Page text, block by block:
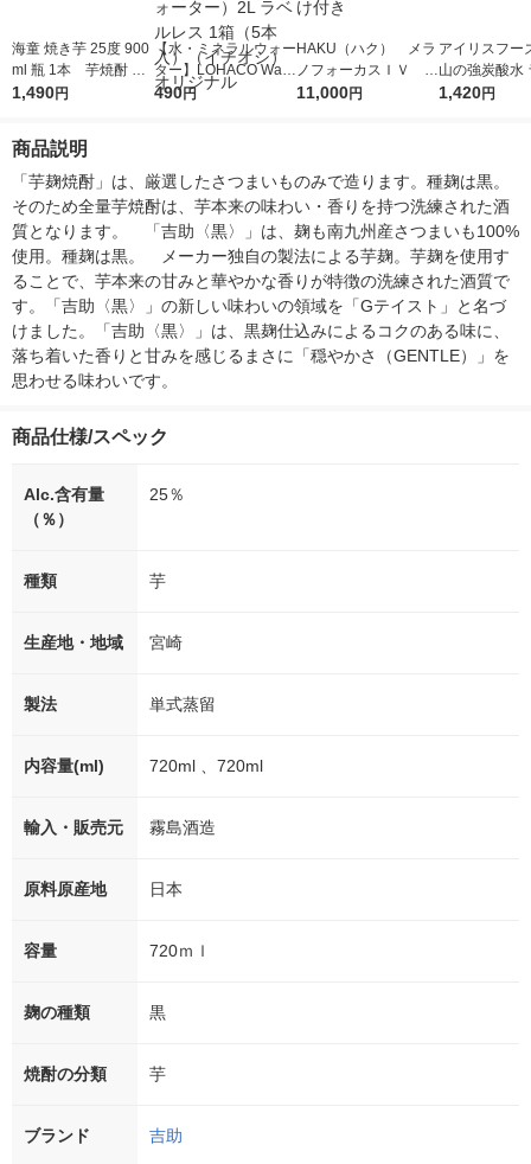
海童 焼き芋 25度 900
ml 瓶 1本 芋焼酎 濱
田酒造
1,490円
【水・ミネラルウォー
ター】LOHACO Wate
r（ロハコウォータ
490円
HAKU（ハク） メラ
ノフォーカスＩＶ 4
5ｇ 資生堂 おまけ
11,000円
アイリスフー
山の強炭酸水
レス 500ml 1
1,420円
商品説明
「芋麹焼酎」は、厳選したさつまいものみで造ります。種麹は黒。
そのため全量芋焼酎は、芋本来の味わい・香りを持つ洗練された酒
質となります。　「吉助〈黒〉」は、麹も南九州産さつまいも100%
使用。種麹は黒。　メーカー独自の製法による芋麹。芋麹を使用す
ることで、芋本来の甘みと華やかな香りが特徴の洗練された酒質で
す。「吉助〈黒〉」の新しい味わいの領域を「Gテイスト」と名づ
けました。「吉助〈黒〉」は、黒麹仕込みによるコクのある味に、
落ち着いた香りと甘みを感じるまさに「穏やかさ（GENTLE）」を
思わせる味わいです。
商品仕様/スペック
Alc.含有量
（％）
25％
種類 芋
生産地・地域 宮崎
製法 単式蒸留
内容量(ml) 720ml 、720ml
輸入・販売元 霧島酒造
原料原産地 日本
容量 720ｍｌ
麹の種類 黒
焼酎の分類 芋
ブランド 吉助